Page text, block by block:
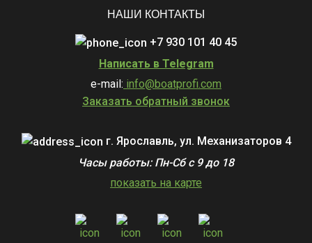
НАШИ КОНТАКТЫ
+7 930 101 40 45
Написать в Telegram
e-mail: info@boatprofi.com
Заказать обратный звонок
г. Ярославль, ул. Механизаторов 4
Часы работы: Пн-Сб с 9 до 18
показать на карте